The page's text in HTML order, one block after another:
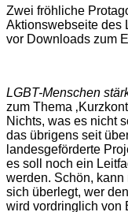
Zwei fröhliche
Aktionswebseite des
vor Downloads zum
LGBT-Menschen
zum Thema
Nichts, was es nicht
das übrigens seit
landesgeförderte
es soll noch ein
werden. Schön,
sich überlegt, wer
wird vordringlich von